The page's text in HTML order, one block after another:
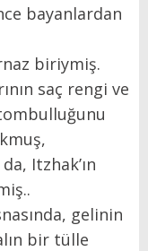
bayanlardan
biriymiş.
saç rengi ve
Itzhak’ın
gelinin
bir tülle